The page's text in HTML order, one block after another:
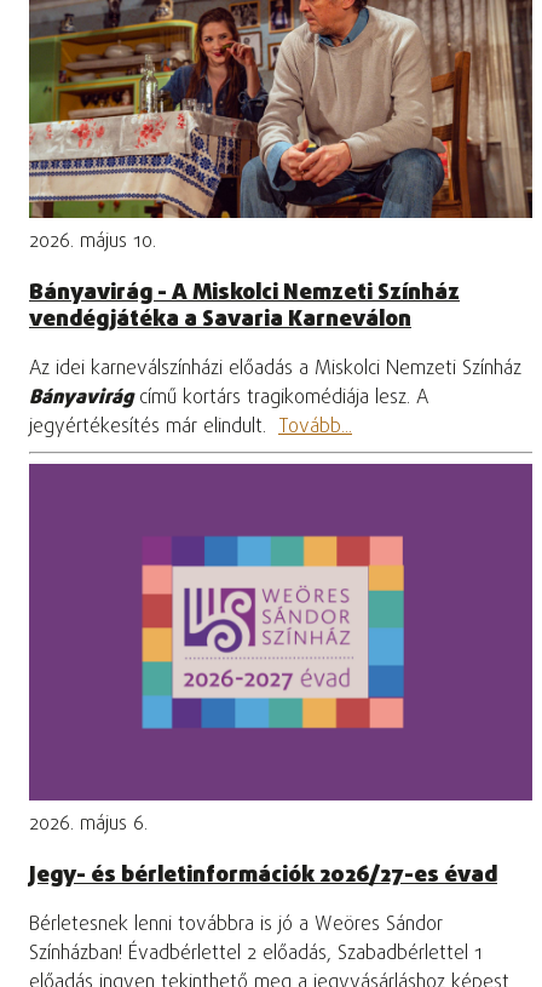
2026. május 10.
Bányavirág - A Miskolci Nemzeti Színház
vendégjátéka a Savaria Karneválon
Az idei karneválszínházi előadás a Miskolci Nemzeti Színház
Bányavirágcímű kortárs tragikomédiája lesz. A
jegyértékesítés már elindult. Tovább...
2026. május 6.
Jegy- és bérletinformációk 2026/27-es évad
Bérletesnek lenni továbbra is jó a Weöres Sándor
Színházban! Évadbérlettel 2 előadás, Szabadbérlettel 1